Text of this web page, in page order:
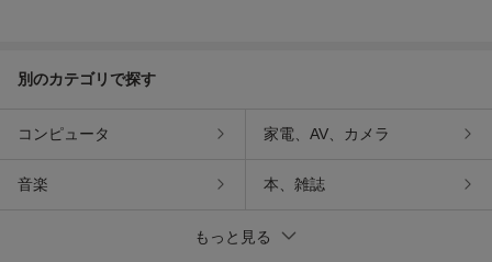
別のカテゴリで探す
コンピュータ 家電、AV、カメラ
音楽 本、雑誌
もっと見る